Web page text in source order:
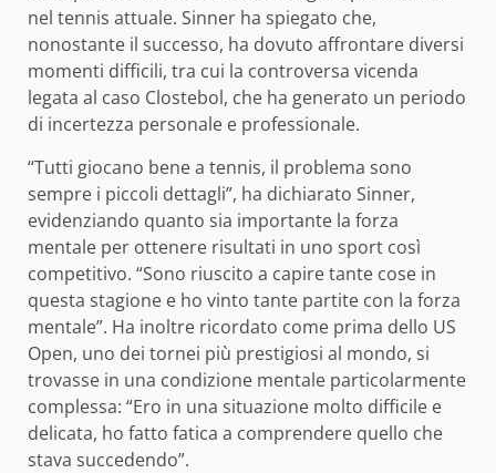
nel tennis attuale. Sinner ha spiegato che,
nonostante il successo, ha dovuto affrontare diversi
momenti difficili, tra cui la controversa vicenda
legata al caso Clostebol, che ha generato un periodo
di incertezza personale e professionale.
“Tutti giocano bene a tennis, il problema sono
sempre i piccoli dettagli”, ha dichiarato Sinner,
evidenziando quanto sia importante la forza
mentale per ottenere risultati in uno sport così
competitivo. “Sono riuscito a capire tante cose in
questa stagione e ho vinto tante partite con la forza
mentale”. Ha inoltre ricordato come prima dello US
Open, uno dei tornei più prestigiosi al mondo, si
trovasse in una condizione mentale particolarmente
complessa: “Ero in una situazione molto difficile e
delicata, ho fatto fatica a comprendere quello che
stava succedendo”.